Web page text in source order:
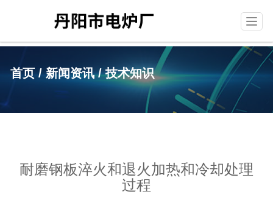
T
g
g
e
t
首页/新闻资讯/技术知识
耐磨钢板淬火和退火加热和冷却处理
过程